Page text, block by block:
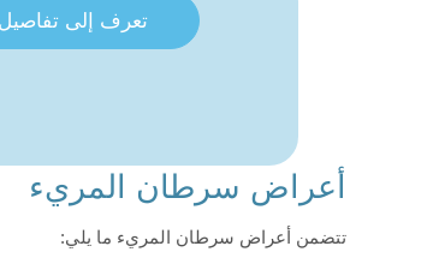
تعرف إلى
أعراض سرطان المريء
تتضمن أعراض سرطان المريء ما يلي: